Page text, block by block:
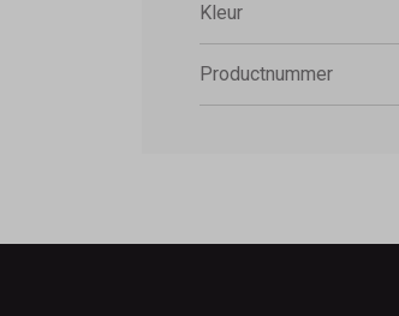
Kleur
Productnummer